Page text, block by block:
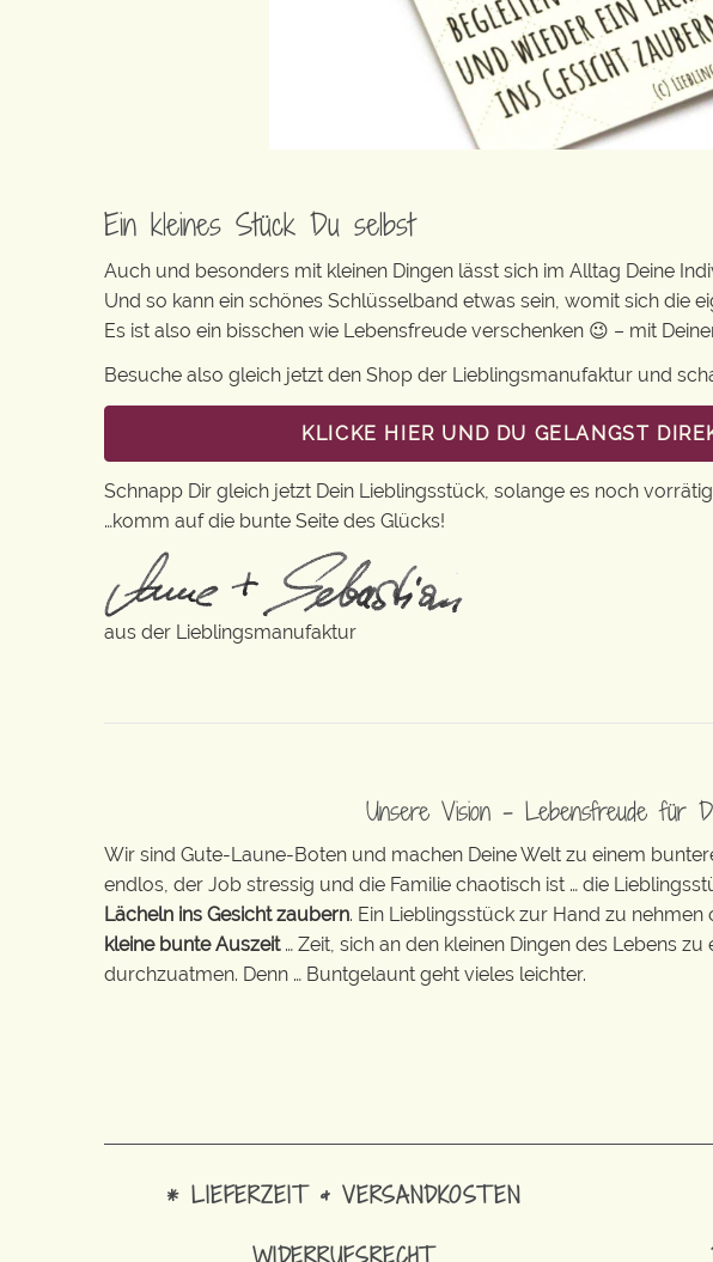
Ein kleines Stück Du selbst
Auch und besonders mit kleinen Dingen lässt sich im Alltag Deine
Und so kann ein schönes Schlüsselband etwas sein, womit sich die
Es ist also ein bisschen wie Lebensfreude verschenken 😉 – mit
Besuche also gleich jetzt den Shop der Lieblingsmanufaktur und
KLICKE HIER UND DU GELANGST
Schnapp Dir gleich jetzt Dein Lieblingsstück, solange es noch
…komm auf die bunte Seite des Glücks!
aus der Lieblingsmanufaktur
Unsere Vision – Lebensfreude für
Wir sind Gute-Laune-Boten und machen Deine Welt zu einem
endlos, der Job stressig und die Familie chaotisch ist … die
Lächeln ins Gesicht zaubern. Ein Lieblingsstück zur Hand zu
kleine bunte Auszeit… Zeit, sich an den kleinen Dingen des Lebens
durchzuatmen. Denn … Buntgelaunt geht vieles leichter.
* LIEFERZEIT & VERSANDKOSTEN
WIDERRUFSRECHT